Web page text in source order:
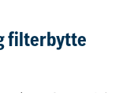
filterbytte